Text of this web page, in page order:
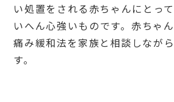
い処置をされる赤ちゃんにとっ
いへん心強いものです。赤ちゃ
痛み緩和法を家族と相談しなが
す。